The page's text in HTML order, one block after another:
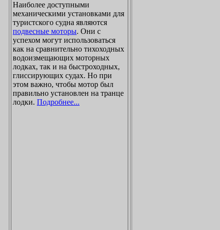
Наиболее доступными
механическими установками для
туристского судна являются
подвесные моторы. Они с
успехом могут использоваться
как на сравнительно тихоходных
водоизмещающих моторных
лодках, так и на быстроходных,
глиссирующих судах. Но при
этом важно, чтобы мотор был
правильно установлен на транце
лодки. Подробнее...